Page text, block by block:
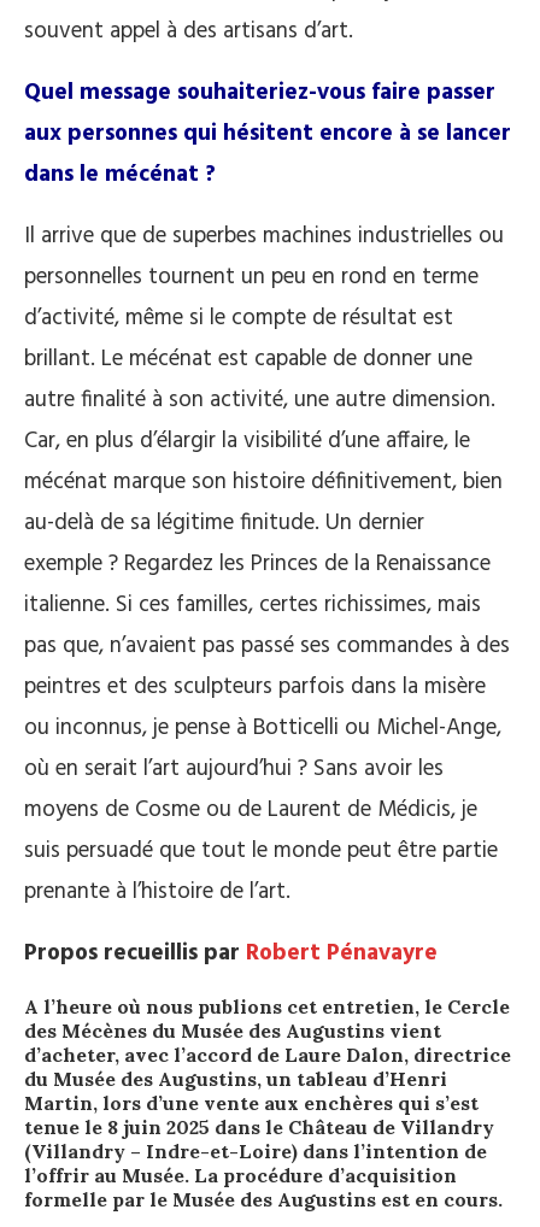
souvent appel à des artisans d’art.
Quel message souhaiteriez-vous faire passer
aux personnes qui hésitent encore à se lancer
dans le mécénat ?
Il arrive que de superbes machines industrielles ou
personnelles tournent un peu en rond en terme
d’activité, même si le compte de résultat est
brillant. Le mécénat est capable de donner une
autre finalité à son activité, une autre dimension.
Car, en plus d’élargir la visibilité d’une affaire, le
mécénat marque son histoire définitivement, bien
au-delà de sa légitime finitude. Un dernier
exemple ? Regardez les Princes de la Renaissance
italienne. Si ces familles, certes richissimes, mais
pas que, n’avaient pas passé ses commandes à des
peintres et des sculpteurs parfois dans la misère
ou inconnus, je pense à Botticelli ou Michel-Ange,
où en serait l’art aujourd’hui ? Sans avoir les
moyens de Cosme ou de Laurent de Médicis, je
suis persuadé que tout le monde peut être partie
prenante à l’histoire de l’art.
Propos recueillis par Robert Pénavayre
A l’heure où nous publions cet entretien, le Cercle
des Mécènes du Musée des Augustins vient
d’acheter, avec l’accord de Laure Dalon, directrice
du Musée des Augustins, un tableau d’Henri
Martin, lors d’une vente aux enchères qui s’est
tenue le 8 juin 2025 dans le Château de Villandry
(Villandry – Indre-et-Loire) dans l’intention de
l’offrir au Musée. La procédure d’acquisition
formelle par le Musée des Augustins est en cours.